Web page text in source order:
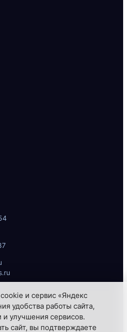
62/1
и сервис «Яндекс
удобства работы сайта,
улучшения сервисов.
сайт, вы подтверждаете